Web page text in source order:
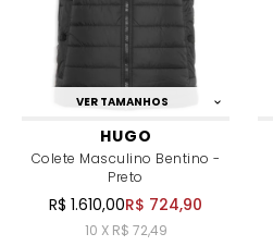
VER TAMANHOS
HUGO
Colete Masculino Bentino -
Preto
R$ 1.610,00R$ 724,90
10 X R$ 72,49